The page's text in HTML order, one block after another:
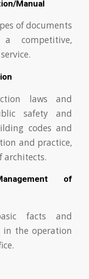
Manual
of documents
competitive,
laws and
safety and
codes and
and practice,
architects.
of
facts and
in the operation